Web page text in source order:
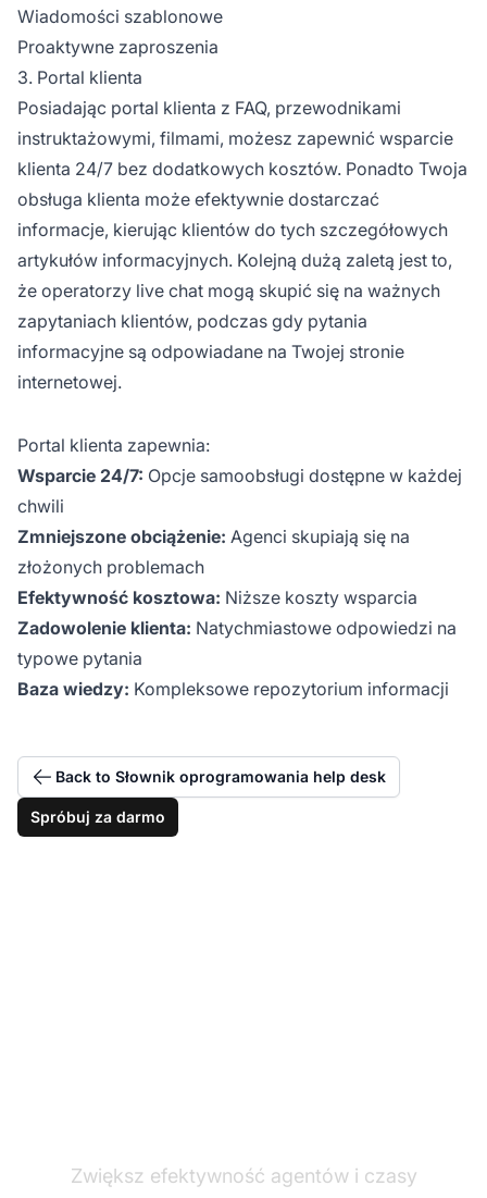
Wiadomości szablonowe
Proaktywne zaproszenia
3. Portal klienta
Posiadając portal klienta z FAQ, przewodnikami
instruktażowymi, filmami, możesz zapewnić wsparcie
klienta 24/7 bez dodatkowych kosztów. Ponadto Twoja
obsługa klienta może efektywnie dostarczać
informacje, kierując klientów do tych szczegółowych
artykułów informacyjnych. Kolejną dużą zaletą jest to,
że operatorzy live chat mogą skupić się na ważnych
zapytaniach klientów, podczas gdy pytania
informacyjne są odpowiadane na Twojej stronie
internetowej.
Portal klienta zapewnia:
Wsparcie 24/7: Opcje samoobsługi dostępne w każdej
chwili
Zmniejszone obciążenie: Agenci skupiają się na
złożonych problemach
Efektywność kosztowa: Niższe koszty wsparcia
Zadowolenie klienta: Natychmiastowe odpowiedzi na
typowe pytania
Baza wiedzy: Kompleksowe repozytorium informacji
Back to Słownik oprogramowania help desk
Spróbuj za darmo
Zwiększ efektywność agentów i czasy